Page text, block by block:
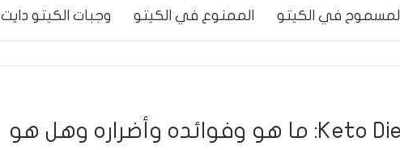
المسموح في الكيتو الممنوع في الكيتو وجبات الكيتو دايت
رجيم الكيتو دايت Keto Diet: ما هو وفوائده وأضراره وهل هو